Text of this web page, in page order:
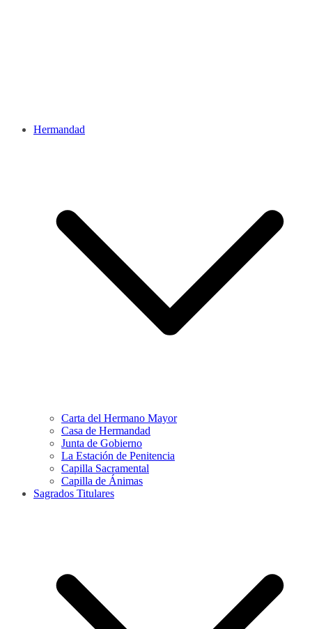
Hermandad
Carta del Hermano Mayor
Casa de Hermandad
Junta de Gobierno
La Estación de Penitencia
Capilla Sacramental
Capilla de Ánimas
Sagrados Titulares